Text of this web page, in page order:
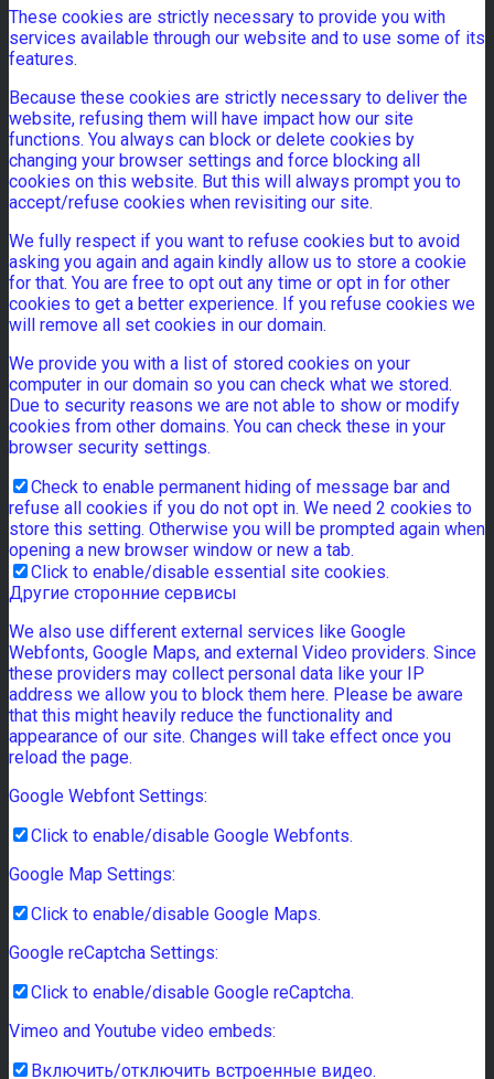
These cookies are strictly necessary to provide you with
services available through our website and to use some of its
features.
Because these cookies are strictly necessary to deliver the
website, refusing them will have impact how our site
functions. You always can block or delete cookies by
changing your browser settings and force blocking all
cookies on this website. But this will always prompt you to
accept/refuse cookies when revisiting our site.
We fully respect if you want to refuse cookies but to avoid
asking you again and again kindly allow us to store a cookie
for that. You are free to opt out any time or opt in for other
cookies to get a better experience. If you refuse cookies we
will remove all set cookies in our domain.
We provide you with a list of stored cookies on your
computer in our domain so you can check what we stored.
Due to security reasons we are not able to show or modify
cookies from other domains. You can check these in your
browser security settings.
Check to enable permanent hiding of message bar and
refuse all cookies if you do not opt in. We need 2 cookies to
store this setting. Otherwise you will be prompted again when
opening a new browser window or new a tab.
Click to enable/disable essential site cookies.
Другие сторонние сервисы
We also use different external services like Google
Webfonts, Google Maps, and external Video providers. Since
these providers may collect personal data like your IP
address we allow you to block them here. Please be aware
that this might heavily reduce the functionality and
appearance of our site. Changes will take effect once you
reload the page.
Google Webfont Settings:
Click to enable/disable Google Webfonts.
Google Map Settings:
Click to enable/disable Google Maps.
Google reCaptcha Settings:
Click to enable/disable Google reCaptcha.
Vimeo and Youtube video embeds:
Включить/отключить встроенные видео.